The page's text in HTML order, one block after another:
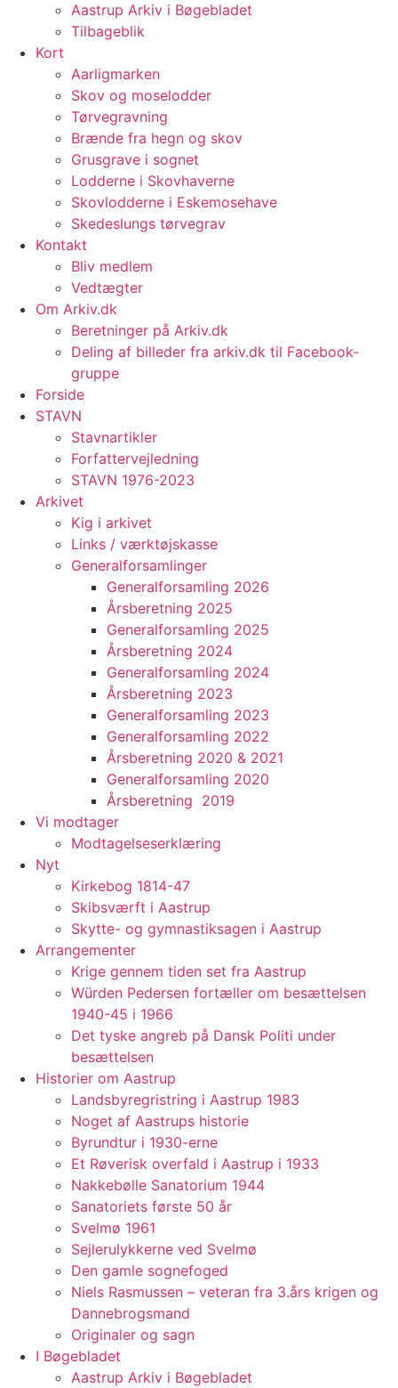
Aastrup Arkiv i Bøgebladet
Tilbageblik
Kort
Aarligmarken
Skov og moselodder
Tørvegravning
Brænde fra hegn og skov
Grusgrave i sognet
Lodderne i Skovhaverne
Skovlodderne i Eskemosehave
Skedeslungs tørvegrav
Kontakt
Bliv medlem
Vedtægter
Om Arkiv.dk
Beretninger på Arkiv.dk
Deling af billeder fra arkiv.dk til Facebook-
gruppe
Forside
STAVN
Stavnartikler
Forfattervejledning
STAVN 1976-2023
Arkivet
Kig i arkivet
Links / værktøjskasse
Generalforsamlinger
Generalforsamling 2026
Årsberetning 2025
Generalforsamling 2025
Årsberetning 2024
Generalforsamling 2024
Årsberetning 2023
Generalforsamling 2023
Generalforsamling 2022
Årsberetning 2020 & 2021
Generalforsamling 2020
Årsberetning 2019
Vi modtager
Modtagelseserklæring
Nyt
Kirkebog 1814-47
Skibsværft i Aastrup
Skytte- og gymnastiksagen i Aastrup
Arrangementer
Krige gennem tiden set fra Aastrup
Würden Pedersen fortæller om besættelsen
1940-45 i 1966
Det tyske angreb på Dansk Politi under
besættelsen
Historier om Aastrup
Landsbyregristring i Aastrup 1983
Noget af Aastrups historie
Byrundtur i 1930-erne
Et Røverisk overfald i Aastrup i 1933
Nakkebølle Sanatorium 1944
Sanatoriets første 50 år
Svelmø 1961
Sejlerulykkerne ved Svelmø
Den gamle sognefoged
Niels Rasmussen – veteran fra 3.års krigen og
Dannebrogsmand
Originaler og sagn
I Bøgebladet
Aastrup Arkiv i Bøgebladet